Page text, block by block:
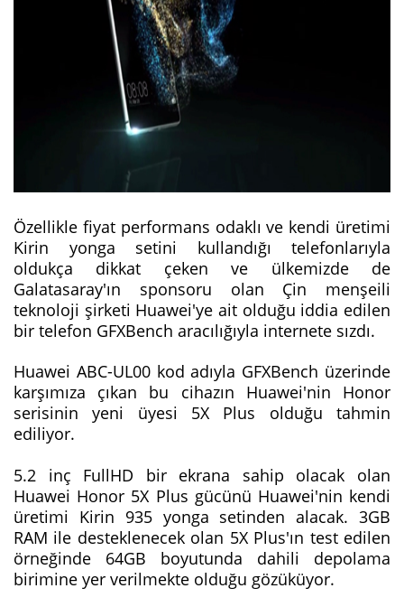
Özellikle fiyat performans odaklı ve kendi üretimi
Kirin yonga setini kullandığı telefonlarıyla
oldukça dikkat çeken ve ülkemizde de
Galatasaray'ın sponsoru olan Çin menşeili
teknoloji şirketi Huawei'ye ait olduğu iddia edilen
bir telefon GFXBench aracılığıyla internete sızdı.
Huawei ABC-UL00 kod adıyla GFXBench üzerinde
karşımıza çıkan bu cihazın Huawei'nin Honor
serisinin yeni üyesi 5X Plus olduğu tahmin
ediliyor.
5.2 inç FullHD bir ekrana sahip olacak olan
Huawei Honor 5X Plus gücünü Huawei'nin kendi
üretimi Kirin 935 yonga setinden alacak. 3GB
RAM ile desteklenecek olan 5X Plus'ın test edilen
örneğinde 64GB boyutunda dahili depolama
birimine yer verilmekte olduğu gözüküyor.